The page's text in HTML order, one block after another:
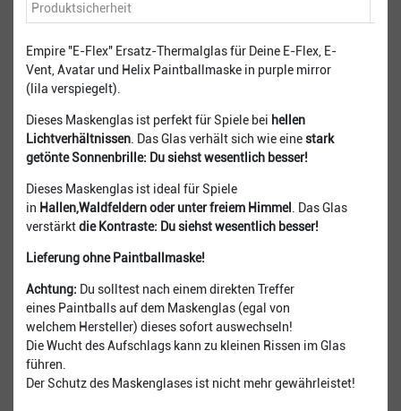
Produktsicherheit
Empire "E-Flex" Ersatz-Thermalglas für Deine E-Flex, E-
Vent, Avatar und Helix Paintballmaske in purple mirror
(lila verspiegelt).
Dieses Maskenglas ist perfekt für Spiele bei hellen
Lichtverhältnissen . Das Glas verhält sich wie einestark
getönte Sonnenbrille: Du siehst wesentlich besser!
Dieses Maskenglas ist ideal für Spiele
in Hallen,Waldfeldern oder unter freiem Himmel
. Das Glas
verstärktdie Kontraste: Du siehst wesentlich besser!
Lieferung ohne Paintballmaske!
Achtung: Du solltest nach einem direkten Treffer
eines Paintballs auf dem Maskenglas (egal von
welchem Hersteller) dieses sofort auswechseln!
Die Wucht des Aufschlags kann zu kleinen Rissen im Glas
führen.
Der Schutz des Maskenglases ist nicht mehr gewährleistet!